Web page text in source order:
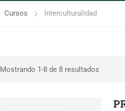
Cursos Interculturalidad
Mostrando 1-8 de 8 resultados